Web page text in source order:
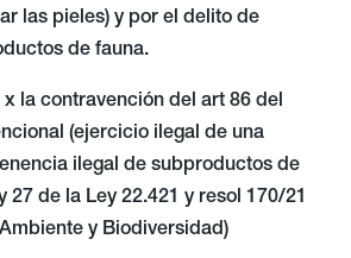
las pieles) y por el delito de
de fauna.
la contravención del art 86 del
(ejercicio ilegal de una
ilegal de subproductos de
27 de la Ley 22.421 y resol 170/21
y Biodiversidad)